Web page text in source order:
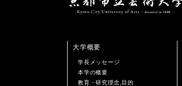
大学概要
学長メッセージ
本学の概要
教育・研究理念,目的